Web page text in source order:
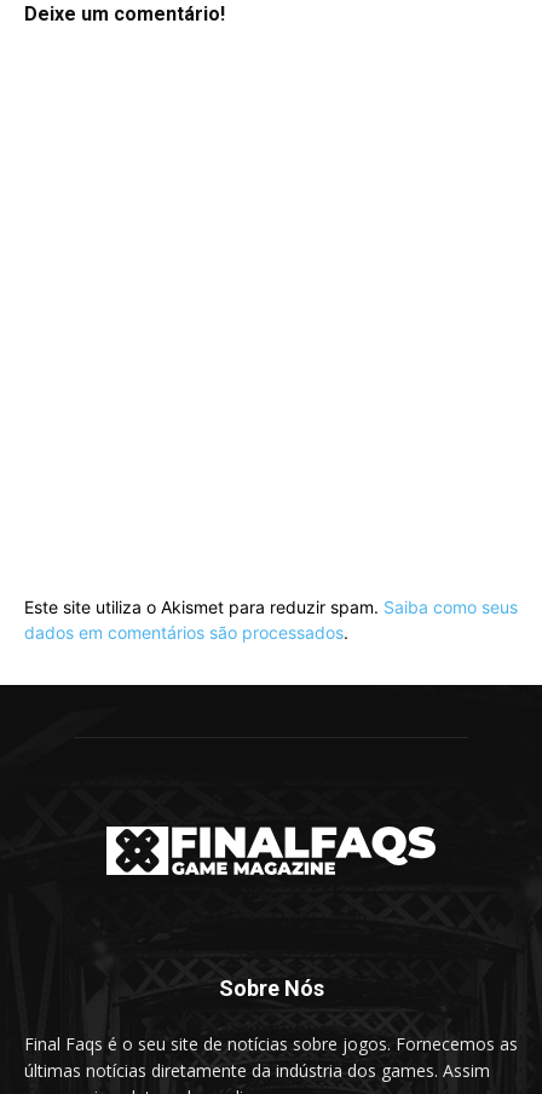
Deixe um comentário!
Este site utiliza o Akismet para reduzir spam. Saiba como seus
dados em comentários são processados.
Sobre Nós
Final Faqs é o seu site de notícias sobre jogos. Fornecemos as
últimas notícias diretamente da indústria dos games. Assim